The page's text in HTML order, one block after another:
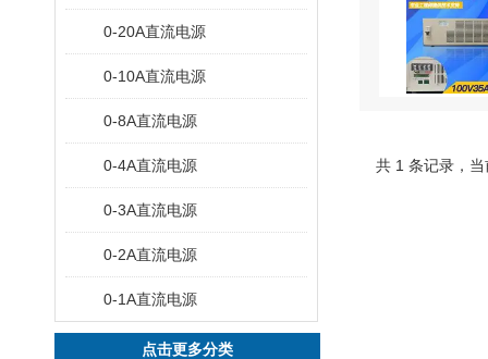
0-20A直流电源
0-10A直流电源
0-8A直流电源
0-4A直流电源
0-3A直流电源
0-2A直流电源
0-1A直流电源
点击更多分类
共 1 条记录，